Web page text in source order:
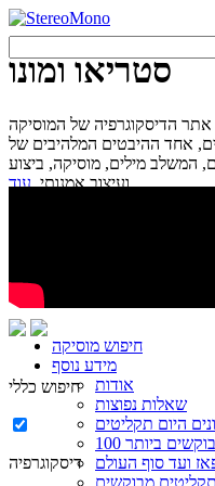
סטריאו ומונו
אתר הדיסקוגרפיה של המוסיקה
אחד ההיבטים המלהיבים של
מילים, מוסיקה, ביצוע
ועיצוב אמנותי.עוד...
חיפוש מוסיקה
מידע נוסף
אודות
שאלות נפוצות
היום תקליטים
ביותר
ועד סוף העולם
מבוקשים
חיפוש כללי
דיסקוגרפיה